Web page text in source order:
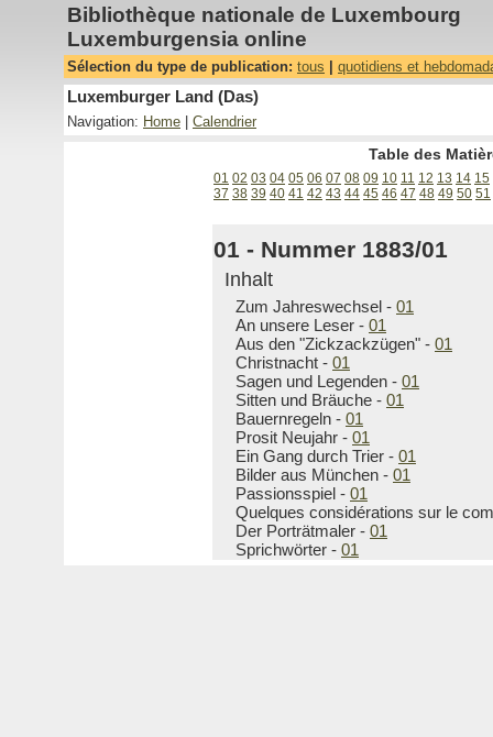
Bibliothèque nationale de Luxembourg
Luxemburgensia online
Sélection du type de publication: tous quotidiens et
Luxemburger Land (Das)
Navigation: Home Calendrier
Table des
01 02 03 04 05 06 07 08 09 10 11 12 13 14 15
37 38 39 40 41 42 43 44 45 46 47 48 49 50 51
01 - Nummer 1883/01
Inhalt
Zum Jahreswechsel - 01
An unsere Leser - 01
Aus den "Zickzackzügen" - 01
Christnacht - 01
Sagen und Legenden - 01
Sitten und Bräuche - 01
Bauernregeln - 01
Prosit Neujahr - 01
Ein Gang durch Trier - 01
Bilder aus München - 01
Passionsspiel - 01
Quelques considérations sur le
Der Porträtmaler - 01
Sprichwörter - 01